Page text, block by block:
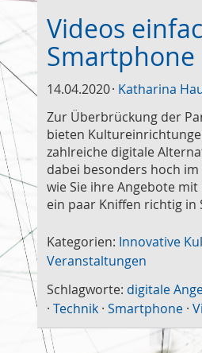
Videos
14.04.2020 Katharina
Zur Überbrückung der
bieten
zahlreiche digitale
dabei besonders hoch
wie Sie ihre Angebote
ein paar Kniffen richtig in
Kategorien: Innovative
Veranstaltungen
Schlagworte: digitale
· Technik · Smartphone ·